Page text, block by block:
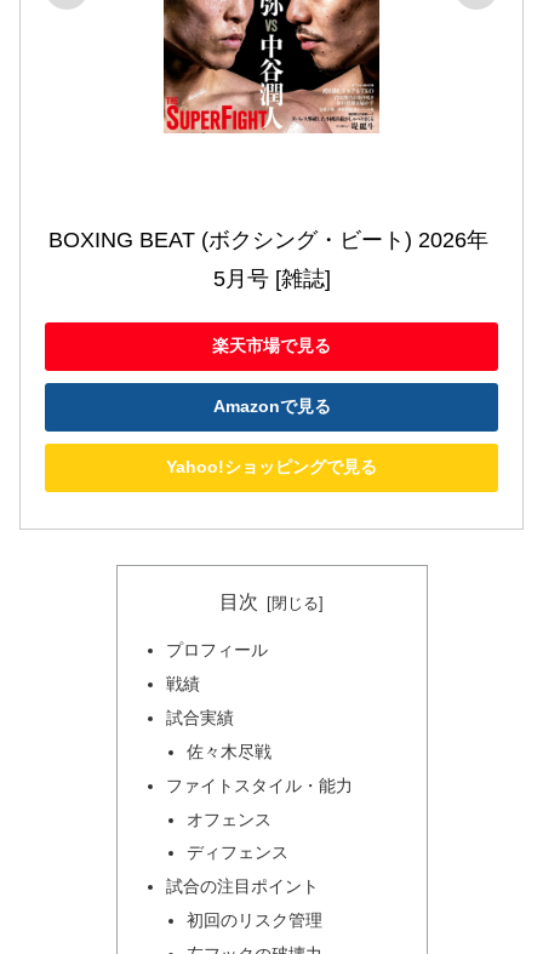
BOXING BEAT (ボクシング・ビート) 2026年
5月号 [雑誌]
楽天市場で見る
Amazonで見る
Yahoo!ショッピングで見る
目次
プロフィール
戦績
試合実績
佐々木尽戦
ファイトスタイル・能力
オフェンス
ディフェンス
試合の注目ポイント
初回のリスク管理